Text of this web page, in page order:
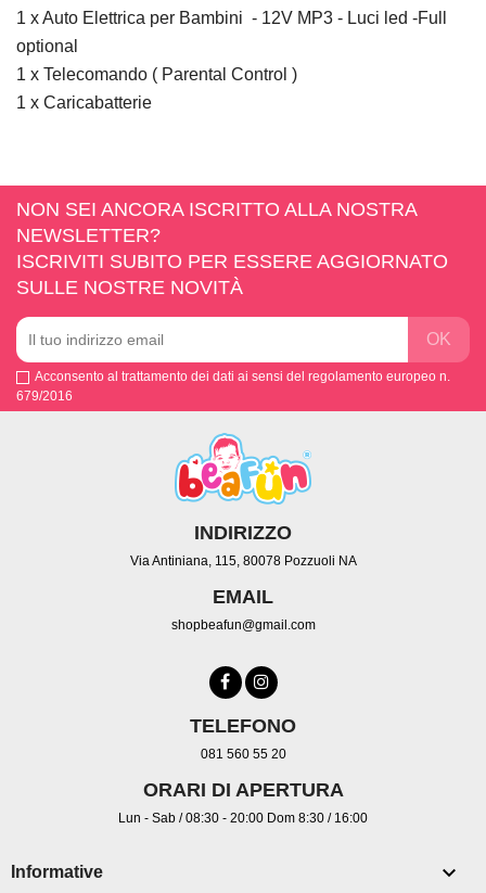
1 x Auto Elettrica per Bambini - 12V MP3 - Luci led -Full
optional
1 x Telecomando ( Parental Control )
1 x Caricabatterie
NON SEI ANCORA ISCRITTO ALLA NOSTRA
NEWSLETTER?
ISCRIVITI SUBITO PER ESSERE AGGIORNATO
SULLE NOSTRE NOVITÀ
Acconsento al trattamento dei dati ai sensi del regolamento europeo n.
679/2016
INDIRIZZO
Via Antiniana, 115, 80078 Pozzuoli NA
EMAIL
shopbeafun@gmail.com
TELEFONO
081 560 55 20
ORARI DI APERTURA
Lun - Sab / 08:30 - 20:00 Dom 8:30 / 16:00
Informative 